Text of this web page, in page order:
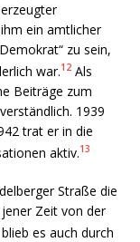
ein amtlicher
zu sein,
war.12 Als
Beiträge zum
1939
trat er in die
aktiv.13
Straße die
Zeit von der
es auch durch